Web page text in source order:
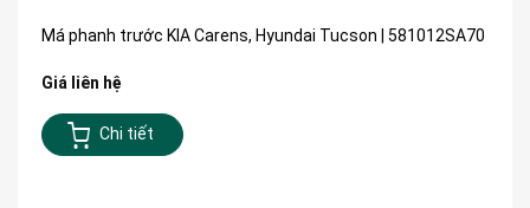
Má phanh trước KIA Carens, Hyundai Tucson | 581012SA70
Giá liên hệ
Chi tiết